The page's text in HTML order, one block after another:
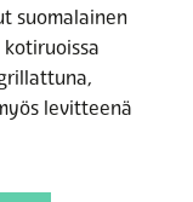
suomalainen
levitteenä